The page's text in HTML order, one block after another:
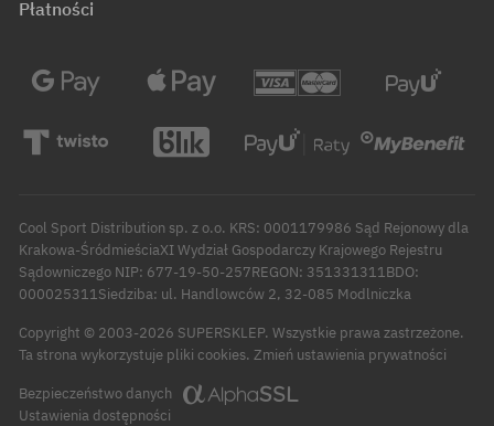
Płatności
Cool Sport Distribution sp. z o.o. KRS: 0001179986 Sąd Rejonowy dla
Krakowa-ŚródmieściaXI Wydział Gospodarczy Krajowego Rejestru
Sądowniczego NIP: 677-19-50-257REGON: 351331311BDO:
000025311Siedziba: ul. Handlowców 2, 32-085 Modlniczka
Copyright © 2003-2026 SUPERSKLEP. Wszystkie prawa zastrzeżone.
Ta strona wykorzystuje pliki cookies. Zmień ustawienia prywatności
Bezpieczeństwo danych
Ustawienia dostępności